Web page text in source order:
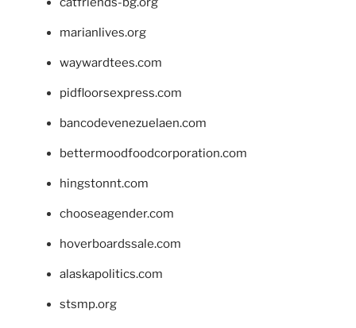
marianlives.org
waywardtees.com
pidfloorsexpress.com
bancodevenezuelaen.com
bettermoodfoodcorporation.com
hingstonnt.com
chooseagender.com
hoverboardssale.com
alaskapolitics.com
stsmp.org